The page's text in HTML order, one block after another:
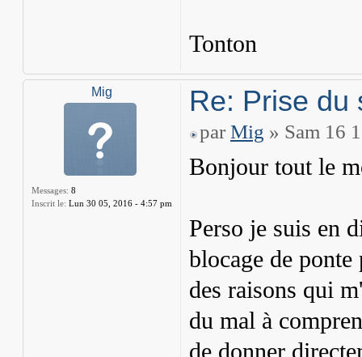
Tonton
Mig
Messages: 8
Inscrit le: Lun 30 05, 2016 - 4:57 pm
Re: Prise du
par Mig » Sam 16
Bonjour tout le
Perso je suis en
blocage de ponte
des raisons qui
du mal à
de donner